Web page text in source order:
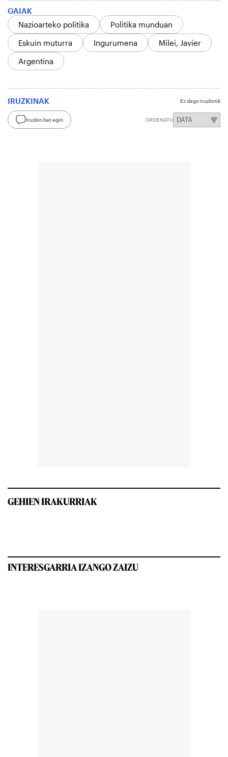
GAIAK
Nazioarteko politika
Politika munduan
Eskuin muturra
Ingurumena
Milei, Javier
Argentina
IRUZKINAK Ez dago iruzkinik
Iruzkin bat egin ORDENATU
GEHIEN IRAKURRIAK
INTERESGARRIA IZANGO ZAIZU